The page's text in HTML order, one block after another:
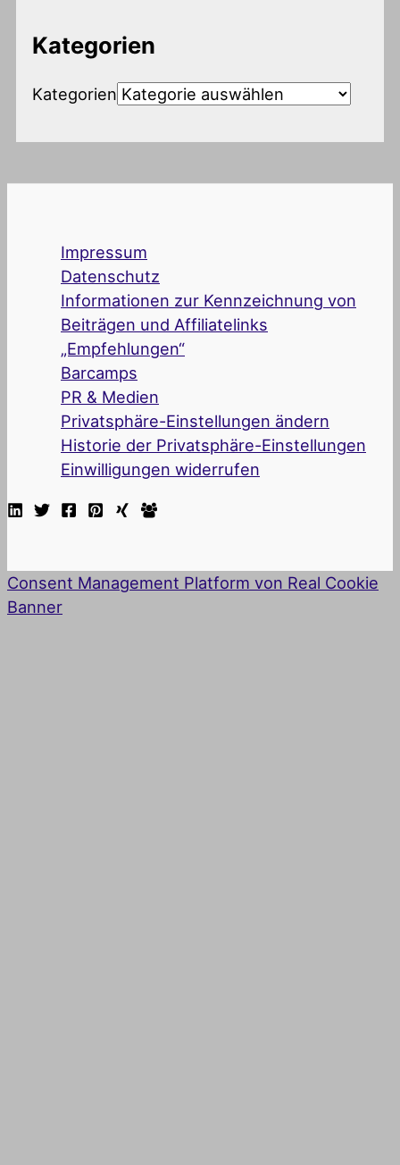
Kategorien
Kategorien
Impressum
Datenschutz
Informationen zur Kennzeichnung von
Beiträgen und Affiliatelinks
„Empfehlungen“
Barcamps
PR & Medien
Privatsphäre-Einstellungen ändern
Historie der Privatsphäre-Einstellungen
Einwilligungen widerrufen
Consent Management Platform von Real Cookie
Banner